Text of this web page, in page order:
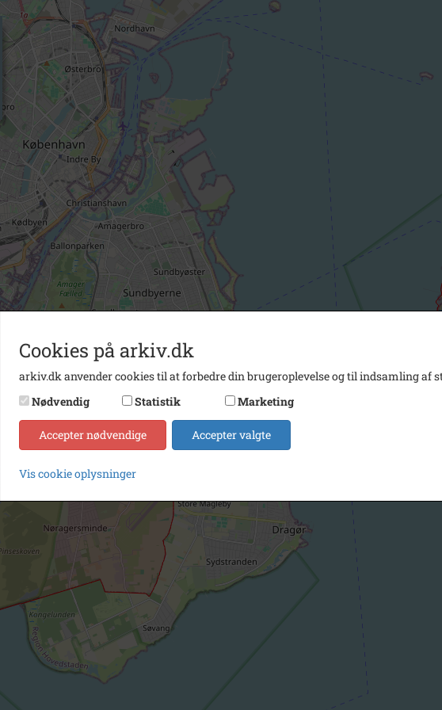
Cookies på arkiv.dk
arkiv.dk anvender cookies til at forbedre din brugeroplevelse og til indsamling af
Nødvendig
Statistik Marketing
Accepter nødvendige Accepter valgte
Vis cookie oplysninger